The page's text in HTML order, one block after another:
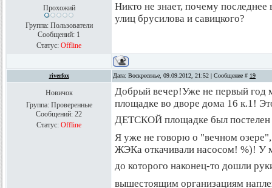
Прохожий
Группа: Пользователи
Сообщений: 1
Статус: Offline
Никто не знает, почему
улиц брусилова и савицкого?
riverfox Дата: Воскресенье, 09.09.2012, 21:52 | Сообщение # 19
Новичок
Группа: Проверенные
Сообщений: 22
Статус: Offline
Добрый вечер!Уже не первый год
площадке во дворе дома 16 к.1!
ДЕТСКОЙ площадке был постелен
Я уже не говорю о "вечном озере",
ЖЭКа откачивали насосом! %)! У
до которого наконец-то дошли
вышестоящим организациям